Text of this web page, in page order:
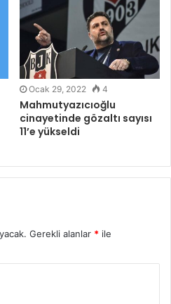
Ocak 29, 2022 4
Mahmutyazıcıoğlu
cinayetinde gözaltı sayısı
11’e yükseldi
Gerekli alanlar * ile